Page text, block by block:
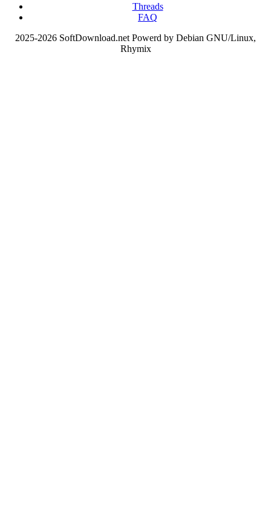
Threads
FAQ
2025-2026 SoftDownload.net Powerd by Debian GNU/Linux,
Rhymix